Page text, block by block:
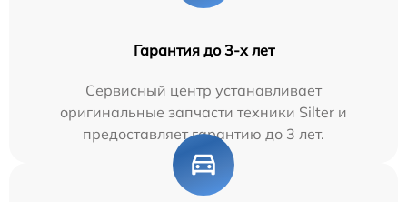
Гарантия до 3-х лет
Сервисный центр устанавливает
оригинальные запчасти техники Silter и
предоставляет гарантию до 3 лет.